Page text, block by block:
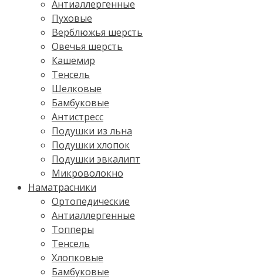
Антиаллергенные
Пуховые
Верблюжья шерсть
Овечья шерсть
Кашемир
Тенсель
Шелковые
Бамбуковые
Антистресс
Подушки из льна
Подушки хлопок
Подушки эвкалипт
Микроволокно
Наматрасники
Ортопедические
Антиаллергенные
Топперы
Тенсель
Хлопковые
Бамбуковые